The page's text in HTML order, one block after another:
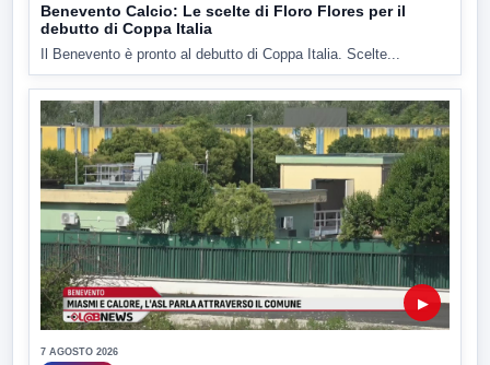
Benevento Calcio: Le scelte di Floro Flores per il
debutto di Coppa Italia
Il Benevento è pronto al debutto di Coppa Italia. Scelte...
▶
7 AGOSTO 2026